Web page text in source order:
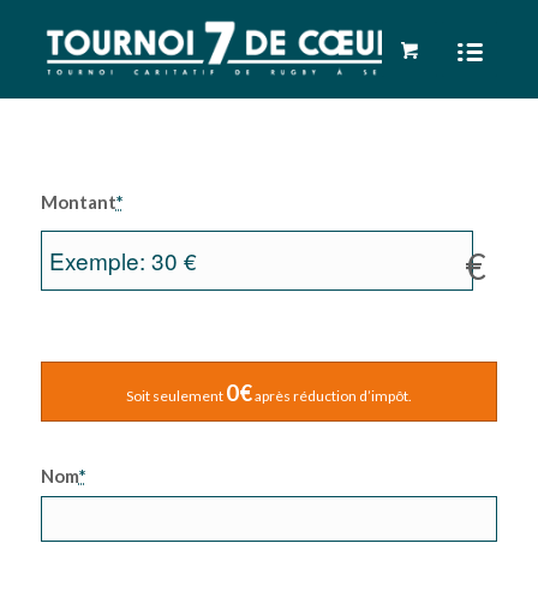
Montant*
€
Soit seulement 0€après réduction d’impôt.
Nom*